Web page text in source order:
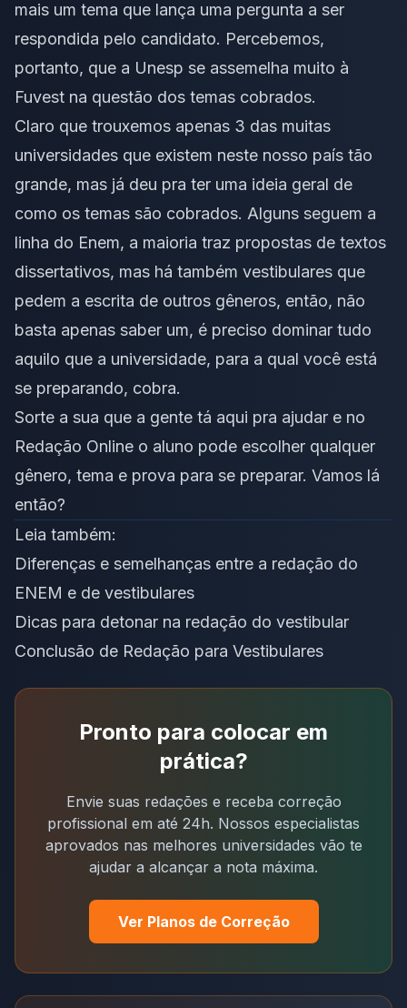
mais um tema que lança uma pergunta a ser
respondida pelo candidato. Percebemos,
portanto, que a Unesp se assemelha muito à
Fuvest na questão dos temas cobrados.
Claro que trouxemos apenas 3 das muitas
universidades que existem neste nosso país tão
grande, mas já deu pra ter uma ideia geral de
como os temas são cobrados. Alguns seguem a
linha do Enem, a maioria traz propostas de textos
dissertativos, mas há também vestibulares que
pedem a escrita de outros gêneros, então, não
basta apenas saber um, é preciso dominar tudo
aquilo que a universidade, para a qual você está
se preparando, cobra.
Sorte a sua que a gente tá aqui pra ajudar e no
Redação Online o aluno pode escolher qualquer
gênero, tema e prova para se preparar. Vamos lá
então?
Leia também:
Diferenças e semelhanças entre a redação do
ENEM e de vestibulares
Dicas para detonar na redação do vestibular
Conclusão de Redação para Vestibulares
Pronto para colocar em
prática?
Envie suas redações e receba correção
profissional em até 24h. Nossos especialistas
aprovados nas melhores universidades vão te
ajudar a alcançar a nota máxima.
Ver Planos de Correção